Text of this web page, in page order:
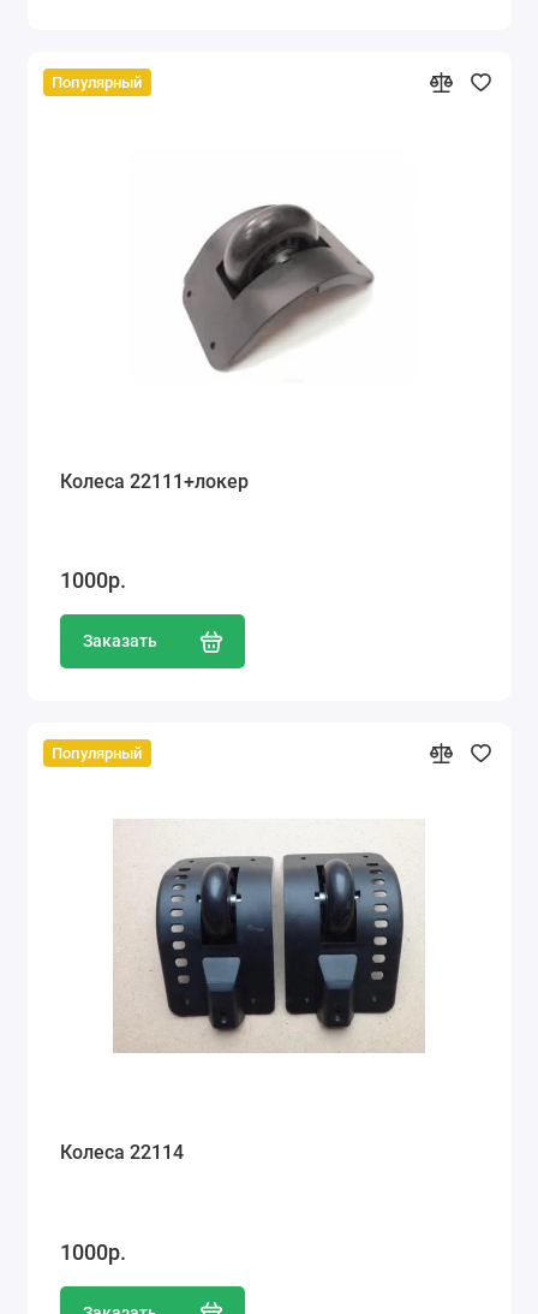
Популярный
Колеса 22111+локер
1000р.
Заказать
Популярный
Колеса 22114
1000р.